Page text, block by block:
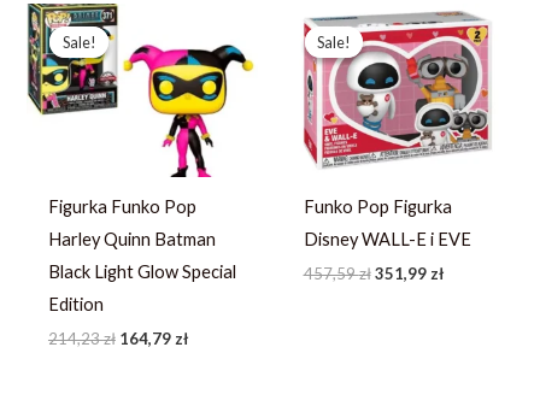
Sale!
Sale!
Figurka Funko Pop
Harley Quinn Batman
Black Light Glow Special
Edition
214,23zł
Pierwotna
wynosiła:
214,23 zł.
164,79zł
wynosi:
164,79 zł.
Sale!
Sale!
Funko Pop Figurka
Disney WALL-E i EVE
457,59zł
Pierwotna
cena
wynosiła:
457,59 zł.
351,99zł
Aktualna
cena
wynosi:
351,99 zł.